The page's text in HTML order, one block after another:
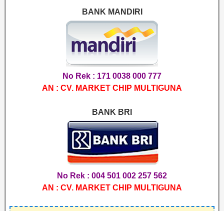
BANK MANDIRI
No Rek : 171 0038 000 777
AN : CV. MARKET CHIP MULTIGUNA
BANK BRI
No Rek : 004 501 002 257 562
AN : CV. MARKET CHIP MULTIGUNA